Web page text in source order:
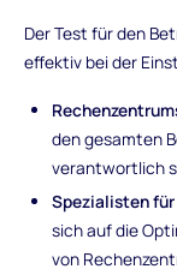
Der Test für den
effektiv bei der
den gesamten
verantwortlich
Spezialisten
sich auf die
von